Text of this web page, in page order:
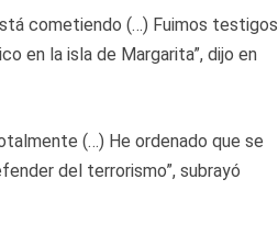
cometiendo (…) Fuimos testigos
en la isla de Margarita”, dijo en
(…) He ordenado que se
del terrorismo”, subrayó